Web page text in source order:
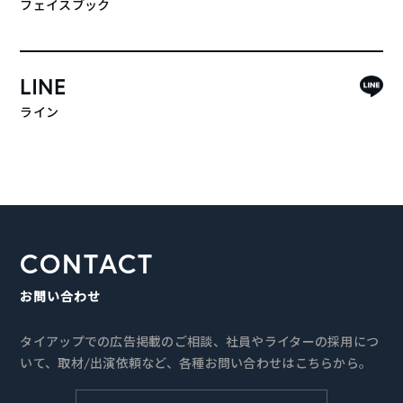
フェイスブック
LINE
ライン
CONTACT
お問い合わせ
タイアップでの広告掲載のご相談、社員やライターの採用につ
いて、取材/出演依頼など、各種お問い合わせはこちらから。